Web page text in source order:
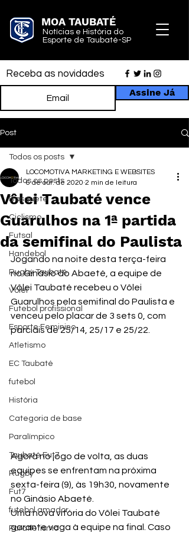
MOA TAUBATÉ
Notícias e História do
Esporte de Taubaté-SP
Receba as novidades
Assine Já
Post
Todos os posts
Basquete
Ciclismo
Futsal
Handebol
Rugby Taubaté
Vôlei
Futebol profissional
Esporte Feminino
Atletismo
EC Taubaté
futebol
História
Categoria de base
Paralímpico
Taubaté Fut7
Rugby
Fut7
futebol amador
Paratletismo
Todos os posts
Vôlei Taubaté vence
Guarulhos na 1ª partida
da semifinal do Paulista
LOCOMOTIVA MARKETING E WEBSITES
6 de out. de 2020 2 min de leitura
Jogando na noite desta terça-feira
no Ginásio do Abaeté, a equipe de
Vôlei Taubaté recebeu o Vôlei
Guarulhos pela semifinal do Paulista e
venceu pelo placar de 3 sets 0, com
parciais de 25/14, 25/17 e 25/22.
Agora no jogo de volta, as duas
equipes se enfrentam na próxima
sexta-feira (9), às 19h30, novamente
no Ginásio Abaeté.
Uma nova vitória do Vôlei Taubaté
garante vaga à equipe na final. Caso